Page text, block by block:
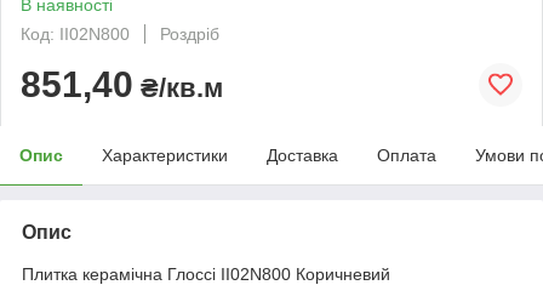
В наявності
Код: II02N800
Роздріб
851,40 ₴/кв.м
Опис Характеристики Доставка Оплата Умови
Опис
Плитка керамічна Глоссі II02N800 Коричневий